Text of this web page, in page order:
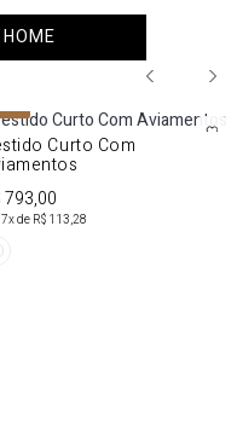
IN
Curto Com
793,00
7x de R$ 113,28